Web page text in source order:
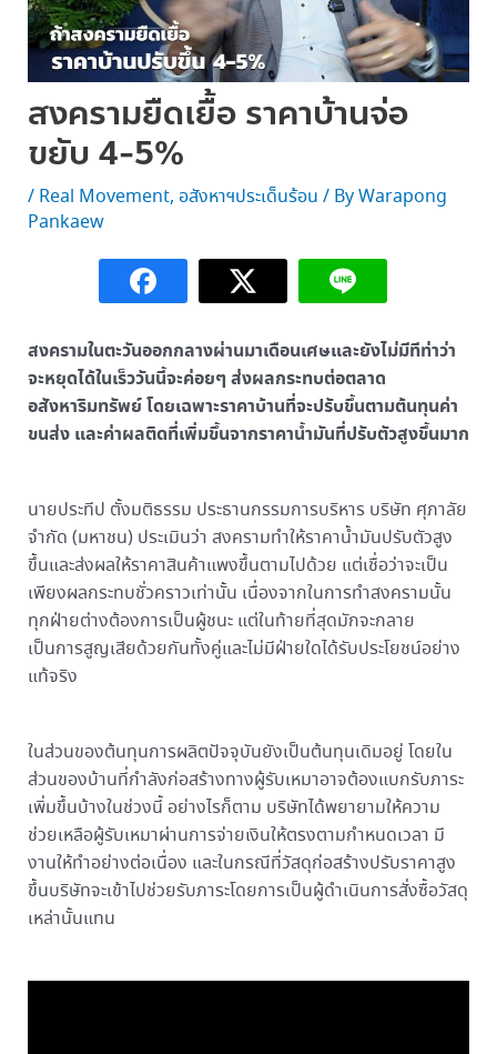
สงครามยืดเยื้อ ราคาบ้านจ่อ
ขยับ 4-5%
/ Real Movement, อสังหาฯประเด็นร้อน / ByWarapong
Pankaew
สงครามในตะวันออกกลางผ่านมาเดือนเศษและยังไม่มีทีท่าว่า
จะหยุดได้ในเร็ววันนี้จะค่อยๆ ส่งผลกระทบต่อตลาด
อสังหาริมทรัพย์ โดยเฉพาะราคาบ้านที่จะปรับขึ้นตามต้นทุนค่า
ขนส่ง และค่าผลติดที่เพิ่มขึ้นจากราคาน้ำมันที่ปรับตัวสูงขึ้นมาก
นายประทีป ตั้งมติธรรม ประธานกรรมการบริหาร บริษัท ศุภาลัย
จำกัด (มหาชน) ประเมินว่า สงครามทำให้ราคาน้ำมันปรับตัวสูง
ขึ้นและส่งผลให้ราคาสินค้าแพงขึ้นตามไปด้วย แต่เชื่อว่าจะเป็น
เพียงผลกระทบชั่วคราวเท่านั้น เนื่องจากในการทำสงครามนั้น
ทุกฝ่ายต่างต้องการเป็นผู้ชนะ แต่ในท้ายที่สุดมักจะกลาย
เป็นการสูญเสียด้วยกันทั้งคู่และไม่มีฝ่ายใดได้รับประโยชน์อย่าง
แท้จริง
ในส่วนของต้นทุนการผลิตปัจจุบันยังเป็นต้นทุนเดิมอยู่ โดยใน
ส่วนของบ้านที่กำลังก่อสร้างทางผู้รับเหมาอาจต้องแบกรับภาระ
เพิ่มขึ้นบ้างในช่วงนี้ อย่างไรก็ตาม บริษัทได้พยายามให้ความ
ช่วยเหลือผู้รับเหมาผ่านการจ่ายเงินให้ตรงตามกำหนดเวลา มี
งานให้ทำอย่างต่อเนื่อง และในกรณีที่วัสดุก่อสร้างปรับราคาสูง
ขึ้นบริษัทจะเข้าไปช่วยรับภาระโดยการเป็นผู้ดำเนินการสั่งซื้อวัสดุ
เหล่านั้นแทน